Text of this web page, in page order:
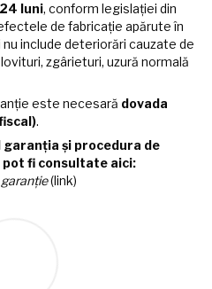
luni, conform legislației din
de fabricație apărute în
include deteriorări cauzate de
zgârieturi, uzură normală
este necesară dovada
.
și procedura de
fi consultate aici:
(link)